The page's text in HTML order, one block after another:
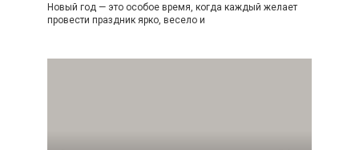
Новый год — это особое время, когда каждый желает
провести праздник ярко, весело и